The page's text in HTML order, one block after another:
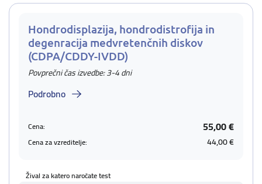
Hondrodisplazija, hondrodistrofija in
degenracija medvretenčnih diskov
(CDPA/CDDY-IVDD)
Povprečni čas izvedbe: 3-4 dni
Podrobno
Cena: 55,00 €
Cena za vzreditelje: 44,00 €
Žival za katero naročate test